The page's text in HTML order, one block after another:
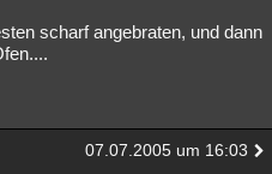
scharf angebraten, und dann
07.07.2005 um 16:03